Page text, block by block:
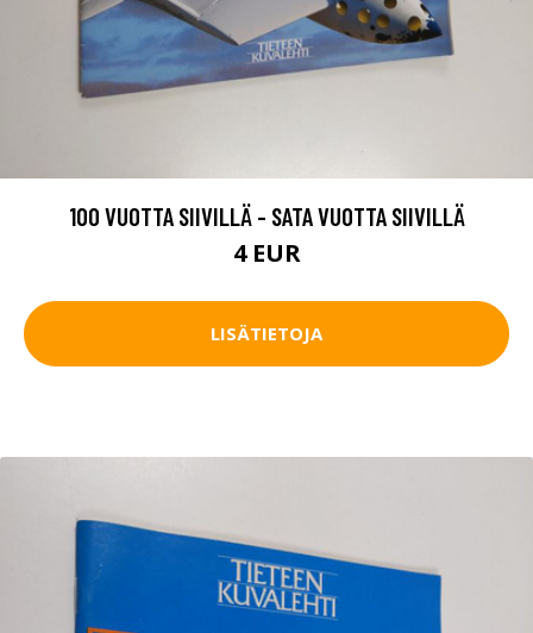
100 VUOTTA SIIVILLÄ - SATA VUOTTA SIIVILLÄ
4 EUR
LISÄTIETOJA